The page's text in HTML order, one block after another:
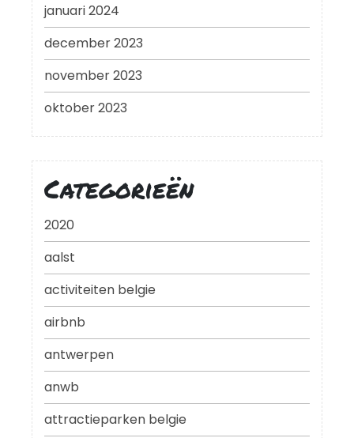
januari 2024
december 2023
november 2023
oktober 2023
Categorieën
2020
aalst
activiteiten belgie
airbnb
antwerpen
anwb
attractieparken belgie